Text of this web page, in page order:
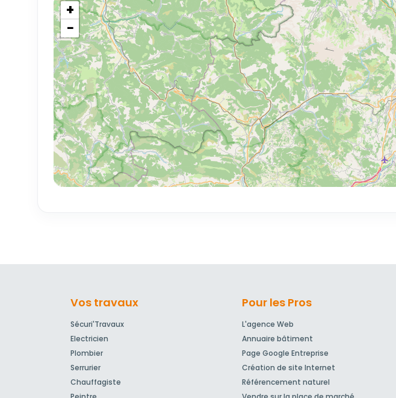
+
−
Vos travaux
Sécuri'Travaux
Electricien
Plombier
Serrurier
Chauffagiste
Pour les Pros
L'agence Web
Annuaire bâtiment
Page Google Entreprise
Création de site Internet
Référencement naturel